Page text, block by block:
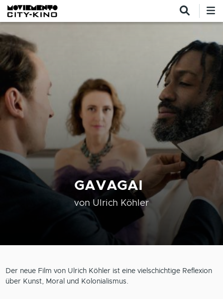
Direkt zum Inhalt
GAVAGAI
von Ulrich Köhler
Der neue Film von Ulrich Köhler ist eine vielschichtige Reflexion
über Kunst, Moral und Kolonialismus.